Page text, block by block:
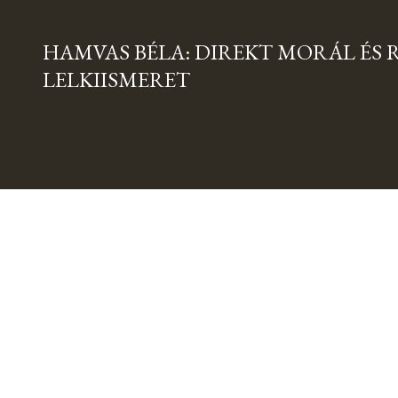
HAMVAS BÉLA: DIREKT MORÁL ÉS
LELKIISMERET